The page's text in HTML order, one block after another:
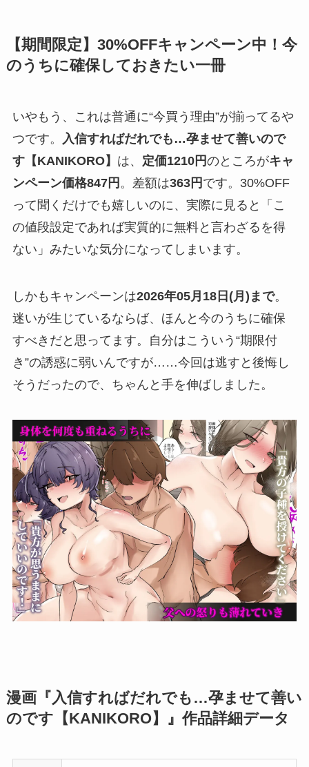
【期間限定】30%OFFキャンペーン中！今
のうちに確保しておきたい一冊
いやもう、これは普通に“今買う理由”が揃ってるや
つです。
入信すればだれでも…孕ませて善いので
す【KANIKORO】 は、 定価1210円のところがキャ
ンペーン価格847円 。差額は363円 です。30%OFF
って聞くだけでも嬉しいのに、実際に見ると「こ
の値段設定であれば実質的に無料と言わざるを得
ない」みたいな気分になってしまいます。
しかもキャンペーンは2026年05月18日(月)まで。
迷いが生じているならば、ほんと今のうちに確保
すべきだと思ってます。自分はこういう“期限付
き”の誘惑に弱いんですが……今回は逃すと後悔し
そうだったので、ちゃんと手を伸ばしました。
漫画『入信すればだれでも…孕ませて善い
のです【KANIKORO】』作品詳細データ